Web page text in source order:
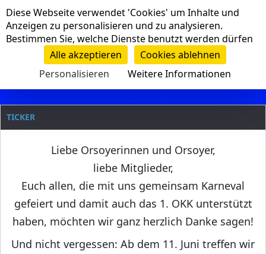
Navigation
Clanname
TICKER
Liebe Orsoyerinnen und Orsoyer,
liebe Mitglieder,
Euch allen, die mit uns gemeinsam Karneval
gefeiert und damit auch das 1. OKK unterstützt
haben, möchten wir ganz herzlich Danke sagen!
Und nicht vergessen: Ab dem 11. Juni treffen wir
Cookie-Einstellungen
Diese Webseite verwendet 'Cookies' um Inhalte und
Anzeigen zu personalisieren und zu analysieren.
Bestimmen Sie, welche Dienste benutzt werden dürfen
Alle akzeptieren
Cookies ablehnen
Personalisieren
Weitere Informationen